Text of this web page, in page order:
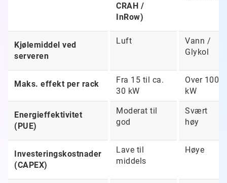
CRAH /
InRow)
Kjølemiddel ved
serveren
Luft
Vann /
Glykol
Maks. effekt per rack
Fra 15 til ca.
30 kW
Over 100
kW
Energieffektivitet
(PUE)
Moderat til
god
Svært
høy
Investeringskostnader
(CAPEX)
Lave til
middels
Høye